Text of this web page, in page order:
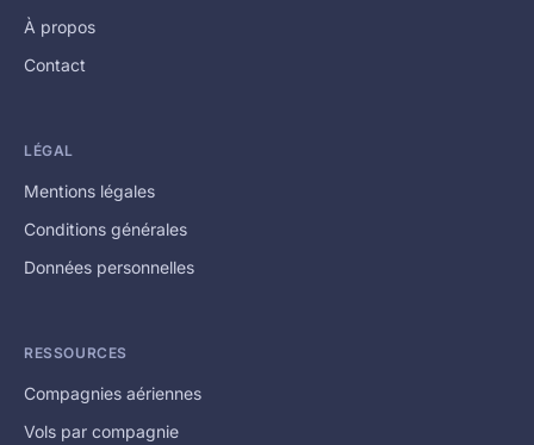
À propos
Contact
LÉGAL
Mentions légales
Conditions générales
Données personnelles
RESSOURCES
Compagnies aériennes
Vols par compagnie